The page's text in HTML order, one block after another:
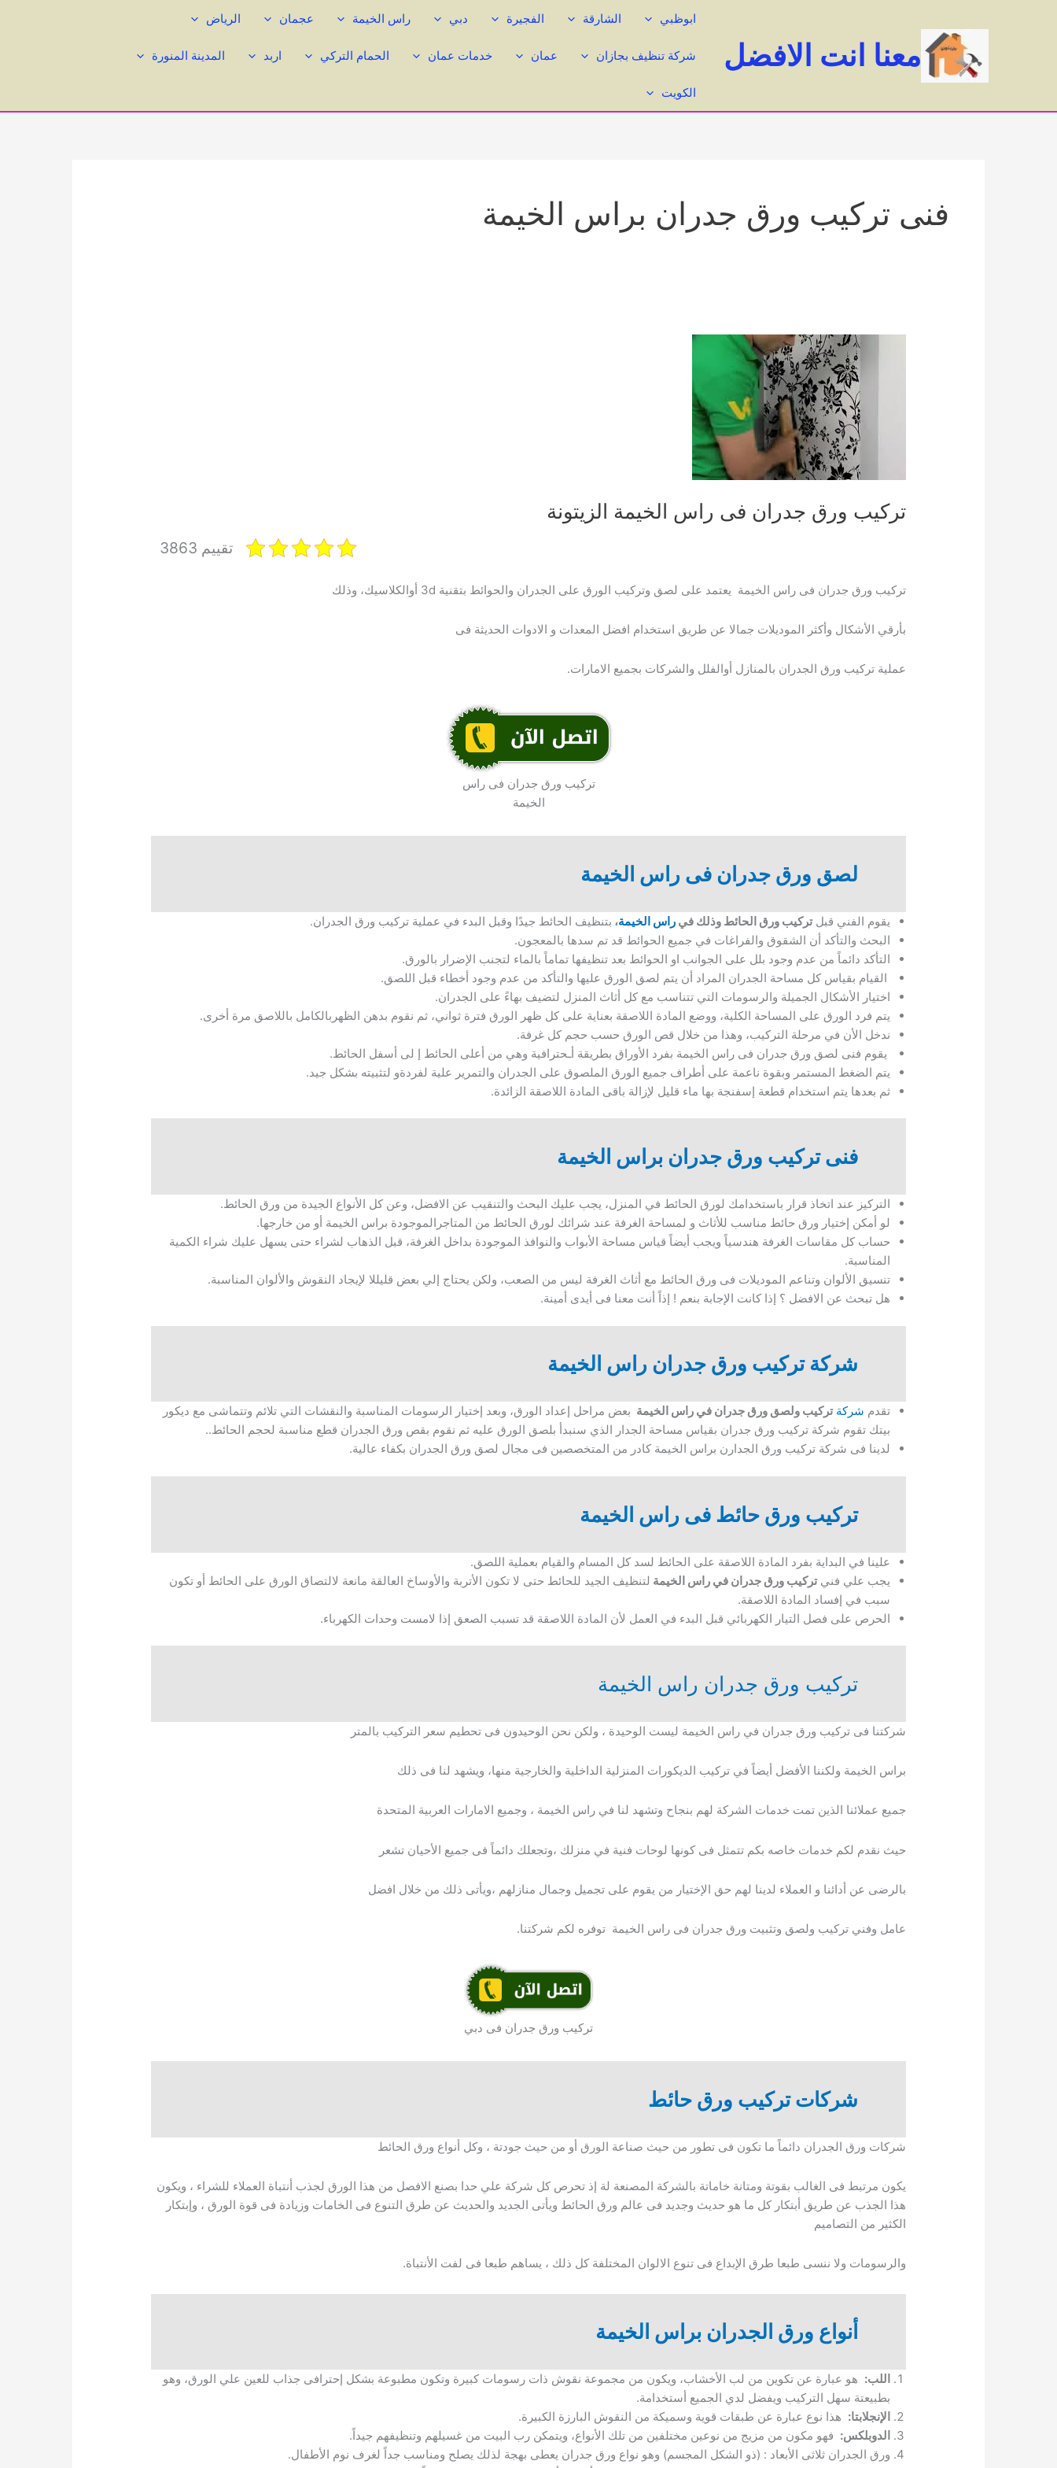
معنا انت الافضل
ابوظبي الشارقة الفجيرة دبي راس الخيمة عجمان الرياض
شركة تنظيف بجازان عمان خدمات عمان الحمام التركي اربد المدينة المنورة
الكويت
فنى تركيب ورق جدران براس الخيمة
تركيب ورق جدران فى راس الخيمة الزيتونة
تقييم 3863
تركيب ورق جدران فى راس الخيمة يعتمد على لصق وتركيب الورق على الجدران والحوائط بتقنية 3d أوالكلاسيك، وذلك
بأرقي الأشكال وأكثر الموديلات جمالا عن طريق استخدام افضل المعدات و الادوات الحديثة فى
عملية تركيب ورق الجدران بالمنازل أوالفلل والشركات بجميع الامارات.
تركيب ورق جدران فى راس
الخيمة
لصق ورق جدران فى راس الخيمة
يقوم الفني قبلتركيب ورق الحائط وذلك فيراس الخيمة، بتنظيف الحائط جيدًا وقبل البدء في عملية تركيب ورق الجدران.
البحث والتأكد أن الشقوق والفراغات في جميع الحوائط قد تم سدها بالمعجون.
التأكد دائماً من عدم وجود بلل على الجوانب او الحوائط بعد تنظيفها تماماً بالماء لتجنب الإضرار بالورق.
القيام بقياس كل مساحة الجدران المراد أن يتم لصق الورق عليها والتأكد من عدم وجود أخطاء قبل اللصق.
اختيار الأشكال الجميلة والرسومات التي تتناسب مع كل أثاث المنزل لتضيف بهاءً على الجدران.
يتم فرد الورق على المساحة الكلية، ووضع المادة اللاصقة بعناية على كل ظهر الورق فترة ثواني، ثم نقوم بدهن الظهربالكامل باللاصق مرة أخرى.
ندخل الأن في مرحلة التركيب، وهذا من خلال قص الورق حسب حجم كل غرفة.
يقوم فنى لصق ورق جدران فى راس الخيمة بفرد الأوراق بطريقة أـحترافية وهي من أعلى الحائط إ لى أسفل الحائط.
يتم الضغط المستمر وبقوة ناعمة على أطراف جميع الورق الملصوق على الجدران والتمرير علية لفردةو لتثبيته بشكل جيد.
ثم بعدها يتم استخدام قطعة إسفنجة بها ماء قليل لإزالة باقى المادة اللاصقة الزائدة.
فنى تركيب ورق جدران براس الخيمة
التركيز عند اتخاذ قرار باستخدامك لورق الحائط في المنزل، يجب عليك البحث والتنقيب عن الافضل، وعن كل الأنواع الجيدة من ورق الحائط.
لو أمكن إختيار ورق حائط مناسب للأثاث و لمساحة الغرفة عند شرائك لورق الحائط من المتاجرالموجودة براس الخيمة أو من خارجها.
حساب كل مقاسات الغرفة هندسياً ويجب أيضاً قياس مساحة الأبواب والنوافذ الموجودة بداخل الغرفة، قبل الذهاب لشراء حتى يسهل عليك شراء الكمية
المناسبة.
تنسيق الألوان وتناعم الموديلات فى ورق الحائط مع أثاث الغرفة ليس من الصعب، ولكن يحتاج إلي بعض قليللا لإيجاد النقوش والألوان المناسبة.
هل تبحث عن الافضل ؟ إذا كانت الإجابة بنعم ! إذاً أنت معنا فى أيدى أمينة.
شركة تركيب ورق جدران راس الخيمة
تقدم شركة تركيب ولصق ورق جدران في راس الخيمة بعض مراحل إعداد الورق، وبعد إختيار الرسومات المناسبة والنقشات التي تلائم وتتماشى مع ديكور
بيتك تقوم شركة تركيب ورق جدران بقياس مساحة الجدار الذي سنبدأ بلصق الورق عليه ثم نقوم بقص ورق الجدران قطع مناسبة لحجم الحائط..
لدينا فى شركة تركيب ورق الجدارن براس الخيمة كادر من المتخصصين فى مجال لصق ورق الجدران بكفاء عالية.
تركيب ورق حائط فى راس الخيمة
علينا في البداية بفرد المادة اللاصقة على الحائط لسد كل المسام والقيام بعملية اللصق.
يجب علي فنيتركيب ورق جدران في راس الخيمة لتنظيف الجيد للحائط حتى لا تكون الأتربة والأوساخ العالقة مانعة لالتصاق الورق على الحائط أو تكون
سبب في إفساد المادة اللاصقة.
الحرص على فصل التيار الكهربائي قبل البدء في العمل لأن المادة اللاصقة قد تسبب الصعق إذا لامست وحدات الكهرباء.
تركيب ورق جدران راس الخيمة
شركتنا فى تركيب ورق جدران في راس الخيمة ليست الوحيدة ، ولكن نحن الوحيدون فى تحطيم سعر التركيب بالمتر
براس الخيمة ولكننا الأفضل أيضاً في تركيب الديكورات المنزلية الداخلية والخارجية منها، ويشهد لنا فى ذلك
جميع عملائنا الذين تمت خدمات الشركة لهم بنجاح وتشهد لنا في راس الخيمة ، وجميع الامارات العربية المتحدة
حيث نقدم لكم خدمات خاصه بكم تتمثل فى كونها لوحات فنية في منزلك ،وتجعلك دائماً فى جميع الأحيان تشعر
بالرضى عن أدائنا و العملاء لدينا لهم حق الإختيار من يقوم على تجميل وجمال منازلهم ،ويأتى ذلك من خلال افضل
عامل وفني تركيب ولصق وتثبيت ورق جدران فى راس الخيمة توفره لكم شركتنا.
تركيب ورق جدران فى دبي
شركات تركيب ورق حائط
شركات ورق الجدران دائماً ما تكون فى تطور من حيث صناعة الورق أو من حيث جودتة ، وكل أنواع ورق الحائط
يكون مرتبط فى الغالب بقوتة ومتانة خاماتة بالشركة المصنعة لة إذ تحرص كل شركة علي حدا بصنع الافصل من هذا الورق لجذب أنتباة العملاء للشراء ، ويكون
هذا الجذب عن طريق أبتكار كل ما هو حديث وجديد فى عالم ورق الحائط ويأتى الجديد والحديث عن طرق التنوع فى الخامات وزيادة فى قوة الورق ، وإبتكار
الكثير من التصاميم
والرسومات ولا ننسى طبعا طرق الإبداع فى تنوع الالوان المختلفة كل ذلك ، يساهم طبعا فى لفت الأنتباة.
أنواع ورق الجدران براس الخيمة
اللب: هو عبارة عن تكوين من لب الأخشاب، ويكون من مجموعة نقوش ذات رسومات كبيرة وتكون مطبوعة بشكل إحترافى جذاب للعين علي الورق، وهو
بطبيعتة سهل التركيب ويفضل لدي الجميع أستخدامة.
الإنجلابتا: هذا نوع عبارة عن طبقات قوية وسميكة من النقوش البارزة الكبيرة.
الدوبلكس: فهو مكون من مزيج من نوعين مختلفين من تلك الأنواع، ويتمكن رب البيت من غسيلهم وتنظيفهم جيداً.
ورق الجدران ثلاثى الأبعاد : (ذو الشكل المجسم) وهو نواع ورق جدران يعطى بهجة لذلك يصلح ومناسب جداً لغرف نوم الأطفال.